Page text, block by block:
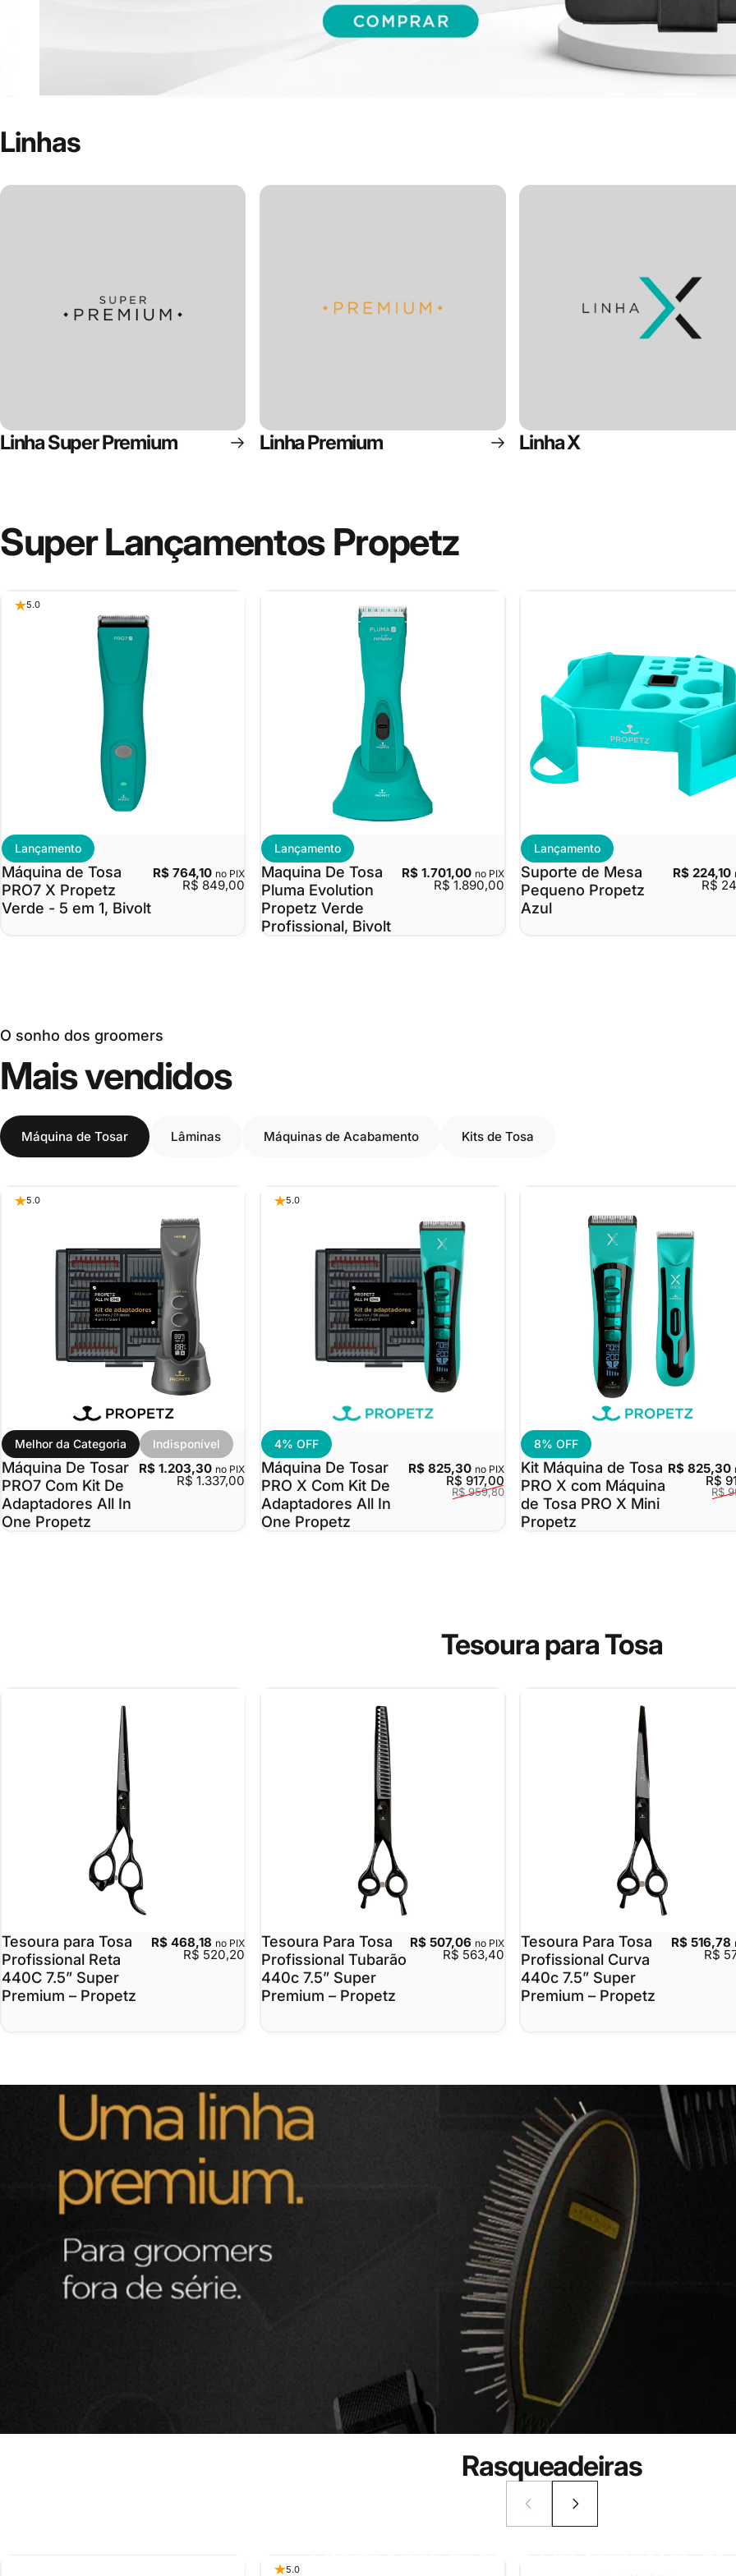
Linhas
Linha Super Premium Linha Premium Linha X
SuperLançamentos Propetz
5.0
Lançamento
Máquina de Tosa
PRO7 X Propetz
Verde - 5 em 1, Bivolt
R$ 764,10 no PIX
R$ 849,00
Lançamento
Maquina De Tosa
Pluma Evolution
Propetz Verde
Profissional, Bivolt
R$ 1.701,00 no PIX
R$ 1.890,00
Lançamento
Suporte de Mesa
Pequeno Propetz
Azul
R$ 224,10
R$
O sonho dos groomers
Maisvendidos
Máquina de Tosar Lâminas Máquinas de Acabamento Kits de Tosa
5.0
Melhor da Categoria Indisponível
Máquina De Tosar
PRO7 Com Kit De
Adaptadores All In
One Propetz
R$ 1.203,30 no PIX
R$ 1.337,00
5.0
4% OFF
Máquina De Tosar
PRO X Com Kit De
Adaptadores All In
One Propetz
R$ 825,30 no PIX
Preço de venda
R$ 917,00Preço regular
R$ 959,80
8% OFF
Kit Máquina de Tosa
PRO X com Máquina
de Tosa PRO X Mini
Propetz
R$ 825,30
R$
R$
TesouraparaTosa
Tesoura para Tosa
Profissional Reta
440C 7.5” Super
Premium – Propetz
R$ 468,18 no PIX
R$ 520,20
Tesoura Para Tosa
Profissional Tubarão
440c 7.5” Super
Premium – Propetz
R$ 507,06 no PIX
R$ 563,40
Tesoura Para Tosa
Profissional Curva
440c 7.5” Super
Premium – Propetz
R$ 516,78
R$
Rasqueadeiras
5.0